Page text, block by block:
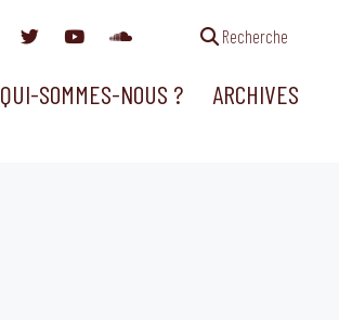
Recherche
QUI-SOMMES-NOUS ? ARCHIVES